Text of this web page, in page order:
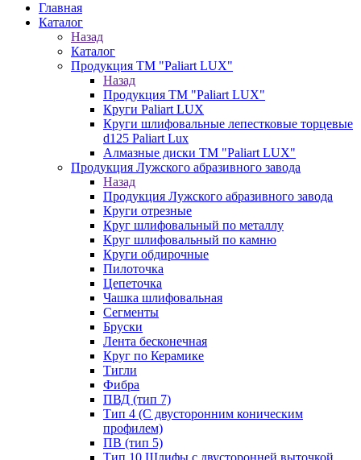
Главная
Каталог
Назад
Каталог
Продукция ТМ "Paliart LUX"
Назад
Продукция ТМ "Paliart LUX"
Круги Paliart LUX
Круги шлифовальные лепестковые торцевые
d125 Paliart Lux
Алмазные диски ТМ "Paliart LUX"
Продукция Лужского абразивного завода
Назад
Продукция Лужского абразивного завода
Круги отрезные
Круг шлифовальный по металлу
Круг шлифовальный по камню
Круги обдирочные
Пилоточка
Цепеточка
Чашка шлифовальная
Сегменты
Бруски
Лента бесконечная
Круг по Керамике
Тигли
Фибра
ПВД (тип 7)
Тип 4 (С двусторонним коническим
профилем)
ПВ (тип 5)
Тип 10 Шлифы с двусторонней выточкой